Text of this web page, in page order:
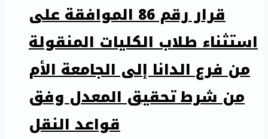
قرار رقم 86 الموافقة على
استثناء طلاب الكليات المنقولة
من فرع الدانا إلى الجامعة الأم
من شرط تحقيق المعدل وفق
قواعد النقل